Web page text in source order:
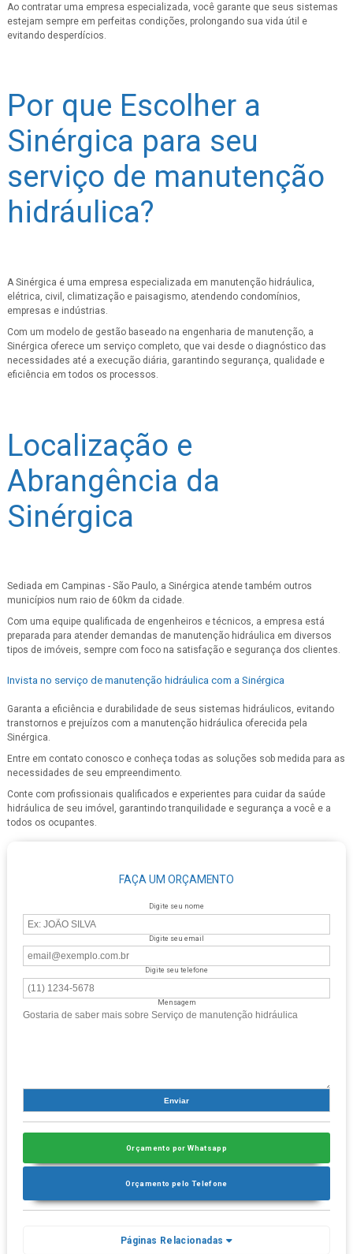
Ao contratar uma empresa especializada, você garante que seus sistemas
estejam sempre em perfeitas condições, prolongando sua vida útil e
evitando desperdícios.
Por que Escolher a
Sinérgica para seu
serviço de manutenção
hidráulica?
A Sinérgica é uma empresa especializada em manutenção hidráulica,
elétrica, civil, climatização e paisagismo, atendendo condomínios,
empresas e indústrias.
Com um modelo de gestão baseado na engenharia de manutenção, a
Sinérgica oferece um serviço completo, que vai desde o diagnóstico das
necessidades até a execução diária, garantindo segurança, qualidade e
eficiência em todos os processos.
Localização e
Abrangência da
Sinérgica
Sediada em Campinas - São Paulo, a Sinérgica atende também outros
municípios num raio de 60km da cidade.
Com uma equipe qualificada de engenheiros e técnicos, a empresa está
preparada para atender demandas de manutenção hidráulica em diversos
tipos de imóveis, sempre com foco na satisfação e segurança dos clientes.
Invista no serviço de manutenção hidráulica com a Sinérgica
Garanta a eficiência e durabilidade de seus sistemas hidráulicos, evitando
transtornos e prejuízos com a manutenção hidráulica oferecida pela
Sinérgica.
Entre em contato conosco e conheça todas as soluções sob medida para as
necessidades de seu empreendimento.
Conte com profissionais qualificados e experientes para cuidar da saúde
hidráulica de seu imóvel, garantindo tranquilidade e segurança a você e a
todos os ocupantes.
FAÇA UM ORÇAMENTO
Digite seu nome
Digite seu email
Digite seu telefone
Mensagem
Orçamento por Whatsapp
Orçamento pelo Telefone
Páginas Relacionadas